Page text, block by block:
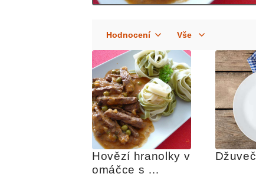
Hovězí hranolky v
omáčce s
Džuveč